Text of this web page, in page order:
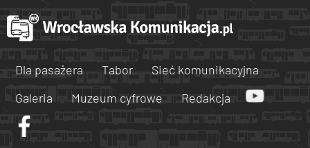
Dla pasażera Tabor
Sieć komunikacyjna
Galeria
Muzeum cyfrowe Redakcja